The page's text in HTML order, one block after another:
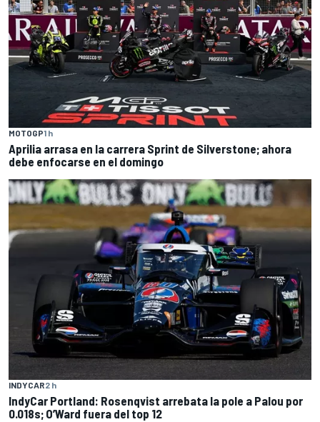
MOTOGP1 h
Aprilia arrasa en la carrera Sprint de Silverstone; ahora
debe enfocarse en el domingo
INDYCAR2 h
IndyCar Portland: Rosenqvist arrebata la pole a Palou por
0.018s; O’Ward fuera del top 12